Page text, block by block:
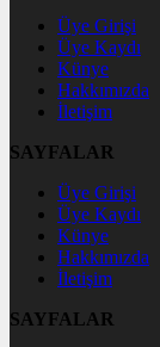
Üye Girişi
Üye Kaydı
Künye
Hakkımızda
İletişim
SAYFALAR
Üye Girişi
Üye Kaydı
Künye
Hakkımızda
İletişim
SAYFALAR